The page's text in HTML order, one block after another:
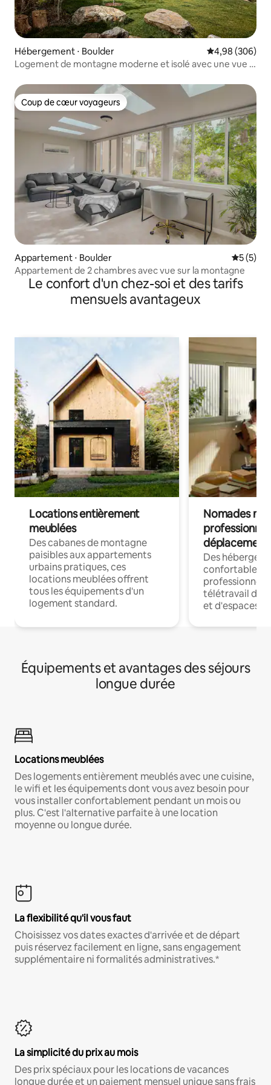
Hébergement ⋅ Boulder Évaluation
4,98 (306)
Logement de montagne moderne et isolé avec une vue à
Coup de cœur voyageurs
Coup de cœur voyageurs
Appartement ⋅ Boulder
5 (5)
Appartement de 2 chambres avec vue sur la montagne
Le confort d'un chez-soi et des tarifs
mensuels avantageux
Locations entièrement
meublées
Des cabanes de montagne
paisibles aux appartements
urbains pratiques, ces
locations meublées offrent
tous les équipements d'un
logement standard.
Nomades
déplacement
Des
confortables
professionnels
télétravail
et d'espaces
Équipements et avantages des séjours
longue durée
Locations meublées
Des logements entièrement meublés avec une cuisine,
le wifi et les équipements dont vous avez besoin pour
vous installer confortablement pendant un mois ou
plus. C'est l'alternative parfaite à une location
moyenne ou longue durée.
La flexibilité qu'il vous faut
Choisissez vos dates exactes d'arrivée et de départ
puis réservez facilement en ligne, sans engagement
supplémentaire ni formalités administratives.*
La simplicité du prix au mois
Des prix spéciaux pour les locations de vacances
longue durée et un paiement mensuel unique sans frais